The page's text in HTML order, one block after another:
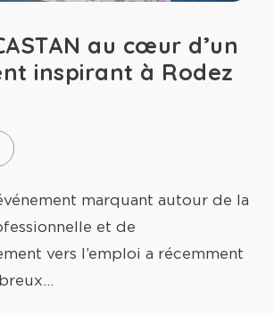
au cœur d’un
inspirant à Rodez
marquant autour de la
et de
vers l’emploi a récemment